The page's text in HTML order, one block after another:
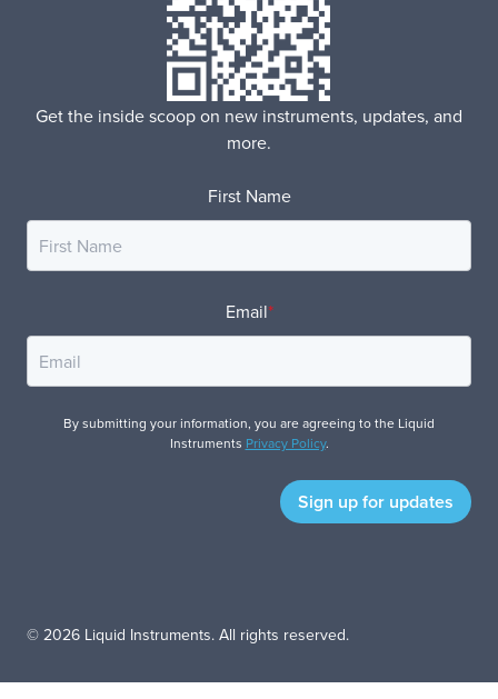
Get the inside scoop on new instruments, updates, and
more.
First Name
Email*
By submitting your information, you are agreeing to the Liquid
Instruments Privacy Policy.
© 2026 Liquid Instruments. All rights reserved.